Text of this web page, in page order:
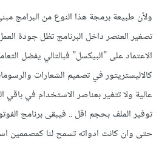
ولأن طبيعة برمجة هذا النوع من البرامج
تصغير العنصر داخل البرنامج تظل جودة
الاعتماد على "البيكسل" فبالتالي يفضل
كالاليستريتور في تصميم الشعارات
عالية ولا تتغير بعناصر الاستخدام في
توفير الملف بحجم اقل .. فيبقى برنامج
حتى وان كانت ادواته تسمح لنا كمصممين